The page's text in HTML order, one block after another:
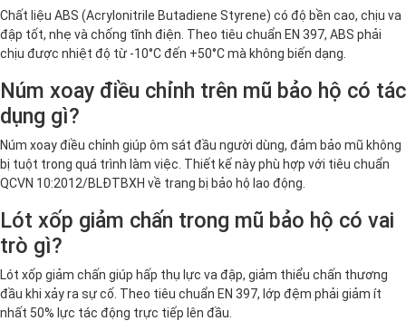
Chất liệu ABS (Acrylonitrile Butadiene Styrene) có độ bền cao, chịu va
đập tốt, nhẹ và chống tĩnh điện. Theo tiêu chuẩn EN 397, ABS phải
chịu được nhiệt độ từ -10°C đến +50°C mà không biến dạng.
Núm xoay điều chỉnh trên mũ bảo hộ có tác
dụng gì?
Núm xoay điều chỉnh giúp ôm sát đầu người dùng, đảm bảo mũ không
bị tuột trong quá trình làm việc. Thiết kế này phù hợp với tiêu chuẩn
QCVN 10:2012/BLĐTBXH về trang bị bảo hộ lao động.
Lót xốp giảm chấn trong mũ bảo hộ có vai
trò gì?
Lót xốp giảm chấn giúp hấp thụ lực va đập, giảm thiểu chấn thương
đầu khi xảy ra sự cố. Theo tiêu chuẩn EN 397, lớp đệm phải giảm ít
nhất 50% lực tác động trực tiếp lên đầu.